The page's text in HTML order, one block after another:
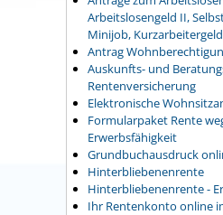
Arbeitslosengeld II,
Minijob,
Antrag
Auskunfts- und
Rentenversicherung
Elektronische
Formularpaket Rente
Erwerbsfähigkeit
Grundbuchausdruck
Hinterbliebenenrente
Hinterbliebenenrente -
Ihr Rentenkonto online